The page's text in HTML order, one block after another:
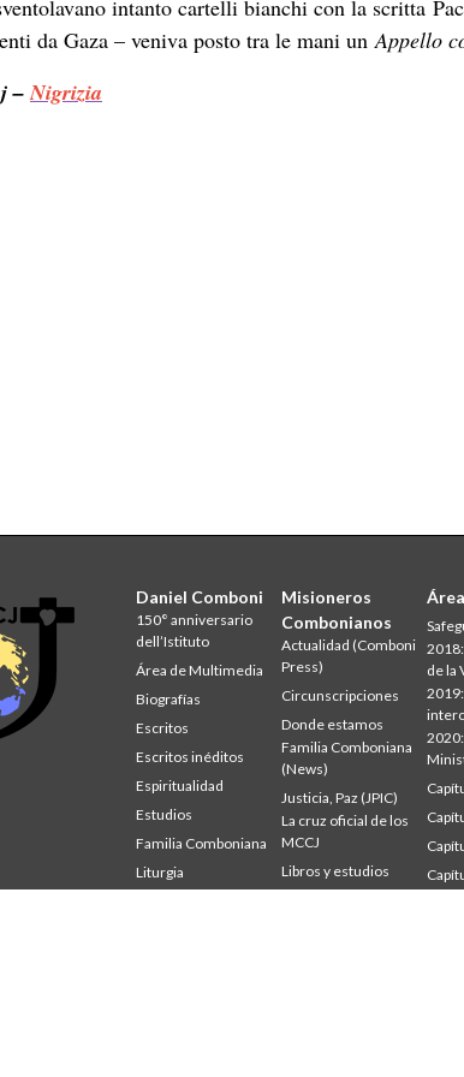
intanto cartelli bianchi con la scritta
da Gaza – veniva posto tra le mani unAppello
–Nigrizia
Daniel Comboni
150° anniversario
dell’Istituto
Área de Multimedia
Biografías
Escritos
Escritos inéditos
Espiritualidad
Estudios
Familia Comboniana
Liturgia
Studium
Misioneros
Combonianos
Actualidad (Comboni
Press)
Circunscripciones
Donde estamos
Familia Comboniana
(News)
Justicia, Paz (JPIC)
La cruz oficial de los
MCCJ
Libros y estudios
de la